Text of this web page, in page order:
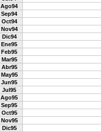
Ago94
Sep94
Oct94
Nov94
Dic94
Ene95
Feb95
Mar95
Abr95
May95
Jun95
Jul95
Ago95
Sep95
Oct95
Nov95
Dic95